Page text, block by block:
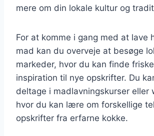
mere om din lokale kultur og
For at komme i gang med at lave
mad kan du overveje at besøge
markeder, hvor du kan finde
inspiration til nye opskrifter. Du
deltage i madlavningskurser eller
hvor du kan lære om forskellige
opskrifter fra erfarne kokke.